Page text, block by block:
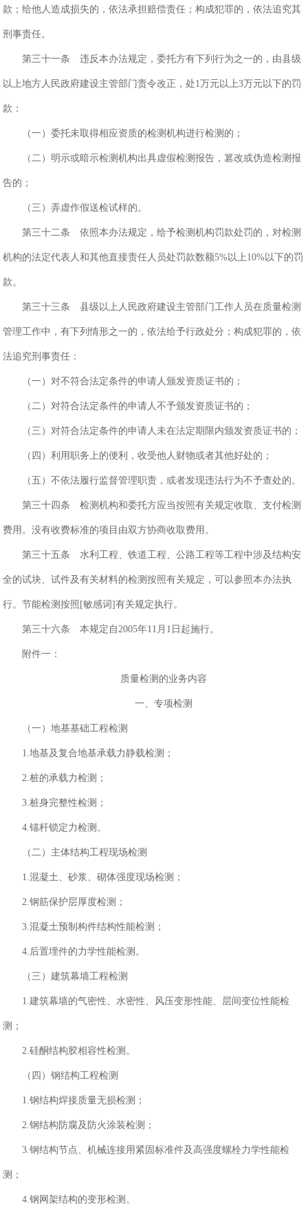
款；给他人造成损失的，依法承担赔偿责任；构成犯罪的，依法追究其
刑事责任。
第三十一条 违反本办法规定，委托方有下列行为之一的，由县级
以上地方人民政府建设主管部门责令改正，处1万元以上3万元以下的罚
款：
（一）委托未取得相应资质的检测机构进行检测的；
（二）明示或暗示检测机构出具虚假检测报告，篡改或伪造检测报
告的；
（三）弄虚作假送检试样的。
第三十二条 依照本办法规定，给予检测机构罚款处罚的，对检测
机构的法定代表人和其他直接责任人员处罚款数额5%以上10%以下的罚
款。
第三十三条 县级以上人民政府建设主管部门工作人员在质量检测
管理工作中，有下列情形之一的，依法给予行政处分；构成犯罪的，依
法追究刑事责任：
（一）对不符合法定条件的申请人颁发资质证书的；
（二）对符合法定条件的申请人不予颁发资质证书的；
（三）对符合法定条件的申请人未在法定期限内颁发资质证书的；
（四）利用职务上的便利，收受他人财物或者其他好处的；
（五）不依法履行监督管理职责，或者发现违法行为不予查处的。
第三十四条 检测机构和委托方应当按照有关规定收取、支付检测
费用。没有收费标准的项目由双方协商收取费用。
第三十五条 水利工程、铁道工程、公路工程等工程中涉及结构安
全的试块、试件及有关材料的检测按照有关规定，可以参照本办法执
行。节能检测按照[敏感词]有关规定执行。
第三十六条 本规定自2005年11月1日起施行。
附件一：
质量检测的业务内容
一、专项检测
（一）地基基础工程检测
1.地基及复合地基承载力静载检测；
2.桩的承载力检测；
3.桩身完整性检测；
4.锚杆锁定力检测。
（二）主体结构工程现场检测
1.混凝土、砂浆、砌体强度现场检测；
2.钢筋保护层厚度检测；
3.混凝土预制构件结构性能检测；
4.后置埋件的力学性能检测。
（三）建筑幕墙工程检测
1.建筑幕墙的气密性、水密性、风压变形性能、层间变位性能检
测；
2.硅酮结构胶相容性检测。
（四）钢结构工程检测
1.钢结构焊接质量无损检测；
2.钢结构防腐及防火涂装检测；
3.钢结构节点、机械连接用紧固标准件及高强度螺栓力学性能检
测；
4.钢网架结构的变形检测。